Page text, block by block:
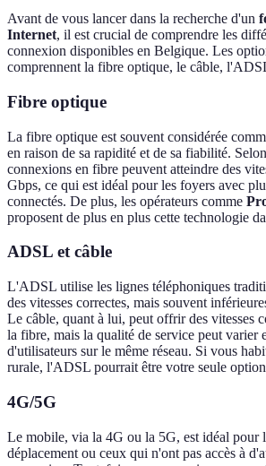
Avant de vous lancer dans la recherche d'un
Internet, il est crucial de comprendre les
connexion disponibles en Belgique. Les
comprennent la fibre optique, le câble,
Fibre optique
La fibre optique est souvent considérée
en raison de sa rapidité et de sa fiabilité.
connexions en fibre peuvent atteindre des
Gbps, ce qui est idéal pour les foyers avec
connectés. De plus, les opérateurs comme
proposent de plus en plus cette technologie
ADSL et câble
L'ADSL utilise les lignes téléphoniques
des vitesses correctes, mais souvent
Le câble, quant à lui, peut offrir des vitesses
la fibre, mais la qualité de service peut varier
d'utilisateurs sur le même réseau. Si vous
rurale, l'ADSL pourrait être votre seule
4G/5G
Le mobile, via la 4G ou la 5G, est idéal pour
déplacement ou ceux qui n'ont pas accès à